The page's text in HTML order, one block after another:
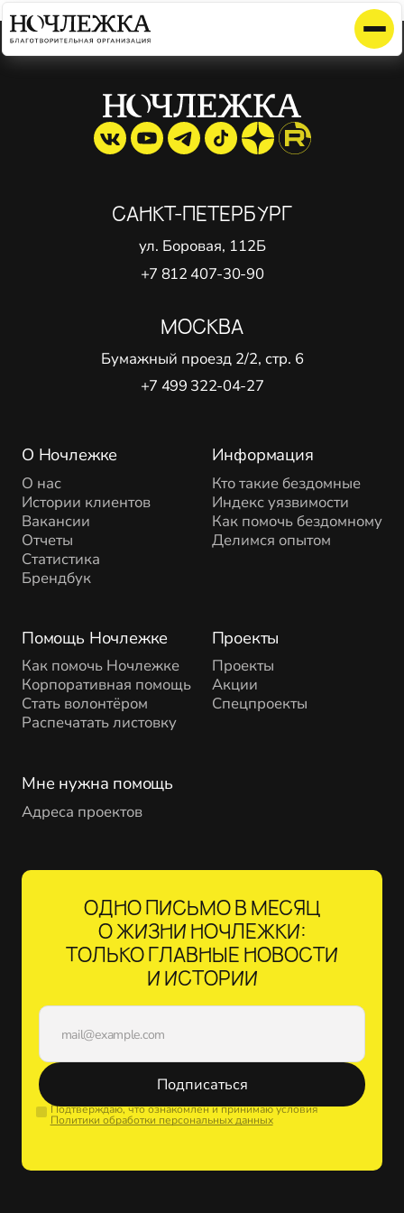
Элемент не найден!
О Ночлежке
О нас
Истории клиентов
Вакансии
Отчеты
Статистика
Брендбук
Помощь Ночлежке
Как помочь Ночлежке
Корпоративная помощь
Стать волонтёром
Распечатать листовку
Проекты
Проекты
Акции
Спецпроекты
Информация
Кто такие бездомные
Индекс уязвимости
Как помочь бездомному
Делимся опытом
Мне нужна помощь
Адреса проектов
САНКТ-ПЕТЕРБУРГ
ул. Боровая, 112Б
+7 812 407-30-90
МОСКВА
Бумажный проезд 2/2, стр. 6
+7 499 322-04-27
ОДНО ПИСЬМО В МЕСЯЦ
О ЖИЗНИ НОЧЛЕЖКИ:
ТОЛЬКО ГЛАВНЫЕ НОВОСТИ
И ИСТОРИИ
Подписаться
Подтверждаю, что ознакомлен и принимаю условия
Политики обработки персональных данных